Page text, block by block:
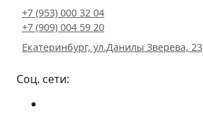
+7 (953) 000 32 04
+7 (909) 004 59 20
Екатеринбург, ул.Данилы Зверева, 23
Соц. сети: